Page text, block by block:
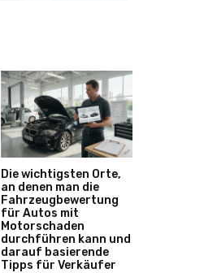
Die wichtigsten Orte,
an denen man die
Fahrzeugbewertung
für Autos mit
Motorschaden
durchführen kann und
darauf basierende
Tipps für Verkäufer